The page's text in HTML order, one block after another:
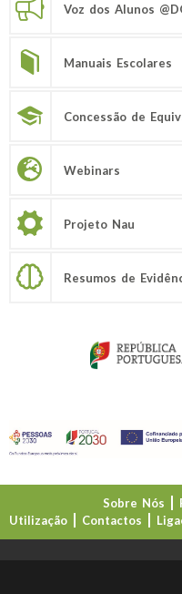
Voz dos Alunos
Manuais Escolares
Concessão de
Webinars
Projeto Nau
Resumos de
Sobre Nós
Utilização
Contactos